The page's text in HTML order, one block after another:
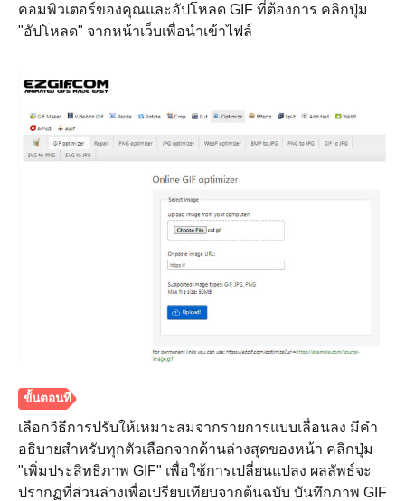
คอมพิวเตอร์ของคุณและอัปโหลด GIF ที่ต้องการ คลิกปุ่ม
"อัปโหลด" จากหน้าเว็บเพื่อนำเข้าไฟล์
เลือกวิธีการปรับให้เหมาะสมจากรายการแบบเลื่อนลง มีคำ
อธิบายสำหรับทุกตัวเลือกจากด้านล่างสุดของหน้า คลิกปุ่ม
"เพิ่มประสิทธิภาพ GIF" เพื่อใช้การเปลี่ยนแปลง ผลลัพธ์จะ
ปรากฏที่ส่วนล่างเพื่อเปรียบเทียบจากต้นฉบับ บันทึกภาพ GIF